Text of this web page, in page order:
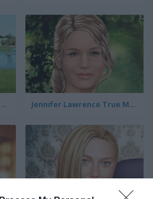
Kelly Clarkson True Make Up Jennifer Lawrence True Make Up